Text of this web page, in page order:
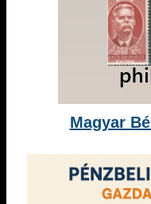
Magyar